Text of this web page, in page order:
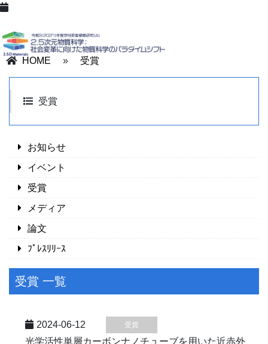
HOME » 受賞
受賞
お知らせ
イベント
受賞
メディア
論文
ﾌﾟﾚｽﾘﾘｰｽ
受賞 一覧
2024-06-12 受賞
光学活性単層カーボンナノチューブを用いた近赤外